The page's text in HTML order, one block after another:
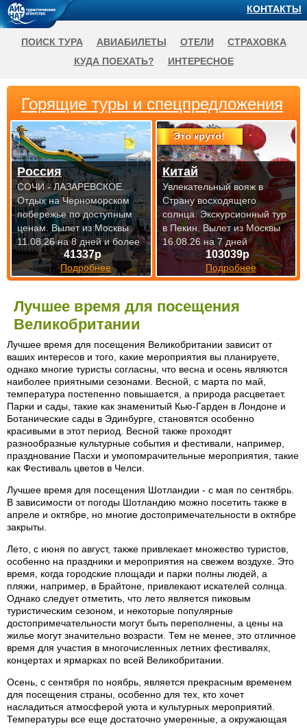
Лучшее время для посещения
Великобритании
Лучшее время для посещения Великобритании зависит от
ваших интересов и того, какие мероприятия вы планируете,
однако многие туристы согласны, что весна и осень являются
наиболее приятными сезонами. Весной, с марта по май,
температура постепенно повышается, а природа расцветает.
Парки и сады, такие как знаменитый Кью-Гарден в Лондоне и
Ботанические сады в Эдинбурге, становятся особенно
красивыми в этот период. Весной также проходят
разнообразные культурные события и фестивали, например,
празднование Пасхи и умопомрачительные мероприятия, такие
как Фестиваль цветов в Челси.
Лучшее время для посещения Шотландии - с мая по сентябрь.
В зависимости от погоды Шотландию можно посетить также в
апреле и октябре, но многие достопримечательности в октябре
закрыты.
Лето, с июня по август, также привлекает множество туристов,
особенно на праздники и мероприятия на свежем воздухе. Это
время, когда городские площади и парки полны людей, а
пляжи, например, в Брайтоне, привлекают искателей солнца.
Однако следует отметить, что лето является пиковым
туристическим сезоном, и некоторые популярные
достопримечательности могут быть переполнены, а цены на
жилье могут значительно возрасти. Тем не менее, это отличное
время для участия в многочисленных летних фестивалях,
концертах и ярмарках по всей Великобритании.
Осень, с сентября по ноябрь, является прекрасным временем
для посещения страны, особенно для тех, кто хочет
насладиться атмосферой уюта и культурных мероприятий.
Температуры все еще достаточно умеренные, а окружающая
Горящие туры и спецпредложения
41337р
Подробнее
Россия
СОЧИ - ЛАЗАРЕВСКОЕ.
Отдых на Черноморском
побережье по доступным
ценам. Вылет из Москвы
11.08.26 на 8 дней и более
Это круто!
103039р
Подробнее
Китай
Увлекательный вояж в
Страну восходящего
солнца. Экскурсионный тур
в Пекин. Вылет из Москвы
16.08.26 на 7 дней
КОНТАКТЫ
ПОИСК ТУРА АВИАБИЛЕТЫ ОТЕЛИ
СТРАХОВКА
КУДА ПОЕХАТЬ?
ИНТЕРЕСНОЕ